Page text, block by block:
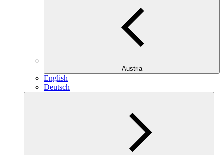
Austria
English
Deutsch